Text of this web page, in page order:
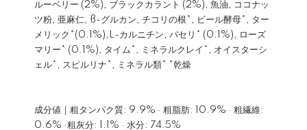
ルーベリー (2%), ブラックカラント (2%), 魚油, ココナッ
ツ粉, 亜麻仁, ß-グルカン, チコリの根*, ビール酵母*, ター
メリック*(0.1%),L-カルニチン, パセリ* (0.1%), ローズ
マリー* (0.1%), タイム*, ミネラルクレイ*, オイスターシ
ェル*, スピルリナ*, ミネラル類* *乾燥
成分値｜粗タンパク質: 9.9% · 粗脂肪: 10.9% · 粗繊維:
0.6% ·粗灰分: 1.1% · 水分: 74.5%